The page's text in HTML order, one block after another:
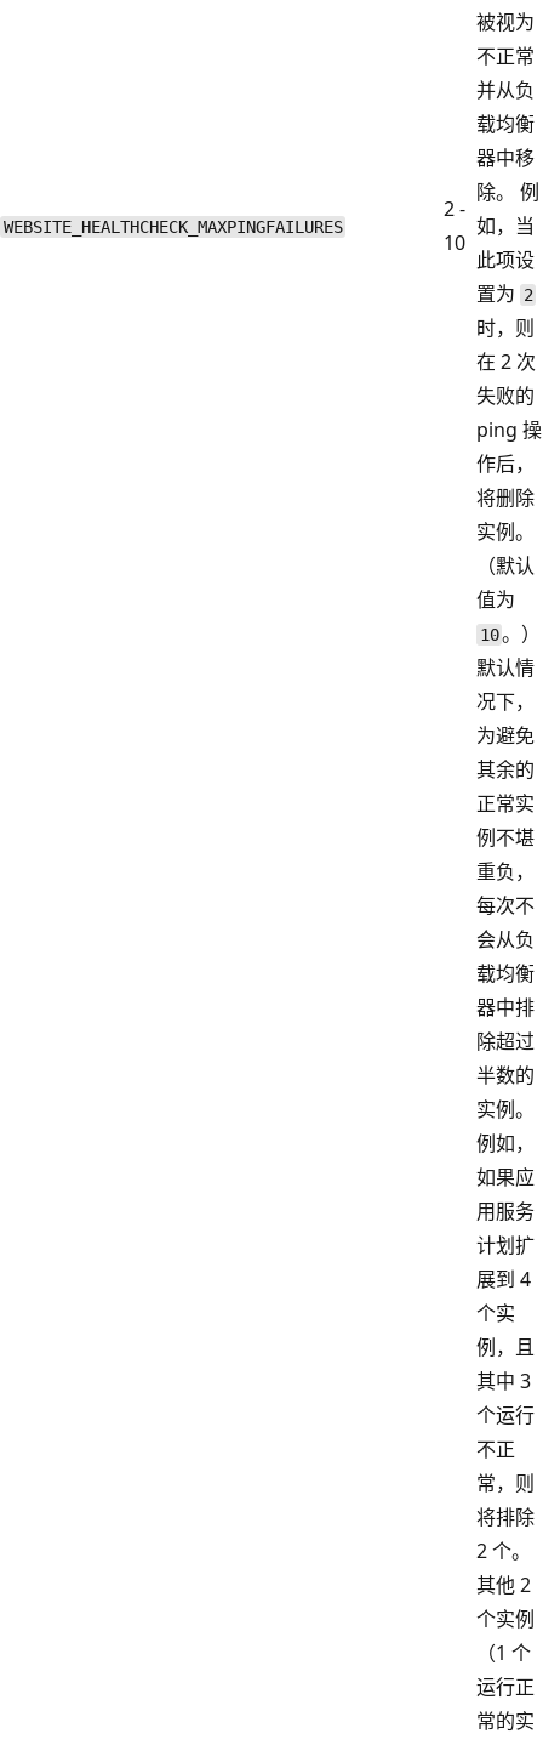
WEBSITE_HEALTHCHECK_MAXPINGFAILURES
2 -
10
被视为
不正常
并从负
载均衡
器中移
除。 例
如，当
此项设
置为 2
时，则
在 2 次
失败的
ping 操
作后，
将删除
实例。
（默认
值为
10。）
默认情
况下，
为避免
其余的
正常实
例不堪
重负，
每次不
会从负
载均衡
器中排
除超过
半数的
实例。
例如，
如果应
用服务
计划扩
展到 4
个实
例，且
其中 3
个运行
不正
常，则
将排除
2 个。
其他 2
个实例
（1 个
运行正
常的实